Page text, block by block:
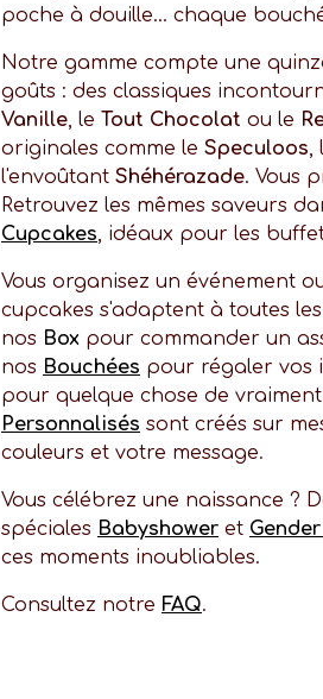
poche à douille… chaque
Notre gamme compte une
goûts : des classiques
Vanille, le Tout Chocolat ou le
originales comme le Speculoos,
l'envoûtant Shéhérazade. Vous
Retrouvez les mêmes saveurs
Cupcakes, idéaux pour les
Vous organisez un événement
cupcakes s'adaptent à toutes
nos Box pour commander un
nos Bouchées pour régaler vos
pour quelque chose de
Personnalisés sont créés sur
couleurs et votre message.
Vous célébrez une naissance ?
spéciales Babyshower et
ces moments inoubliables.
Consultez notre FAQ.